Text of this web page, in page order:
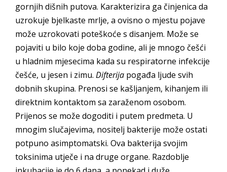
gornjih dišnih putova. Karakterizira ga činjenica da
uzrokuje bjelkaste mrlje, a ovisno o mjestu pojave
može uzrokovati poteškoće s disanjem. Može se
pojaviti u bilo koje doba godine, ali je mnogo češći
u hladnim mjesecima kada su respiratorne infekcije
češće, u jesen i zimu. Difterija pogađa ljude svih
dobnih skupina. Prenosi se kašljanjem, kihanjem ili
direktnim kontaktom sa zaraženom osobom.
Prijenos se može dogoditi i putem predmeta. U
mnogim slučajevima, nositelj bakterije može ostati
potpuno asimptomatski. Ova bakterija svojim
toksinima utječe i na druge organe. Razdoblje